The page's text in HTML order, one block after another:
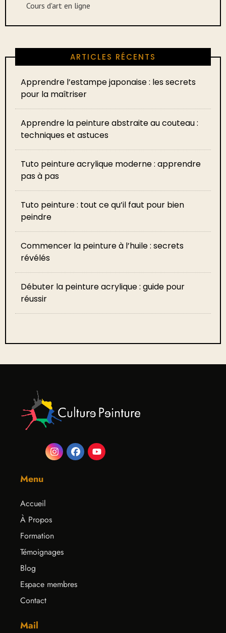
Cours d'art en ligne
ARTICLES RÉCENTS
Apprendre l’estampe japonaise : les secrets
pour la maîtriser
Apprendre la peinture abstraite au couteau :
techniques et astuces
Tuto peinture acrylique moderne : apprendre
pas à pas
Tuto peinture : tout ce qu’il faut pour bien
peindre
Commencer la peinture à l’huile : secrets
révélés
Débuter la peinture acrylique : guide pour
réussir
Menu
Accueil
À Propos
Formation
Témoignages
Blog
Espace membres
Contact
Mail